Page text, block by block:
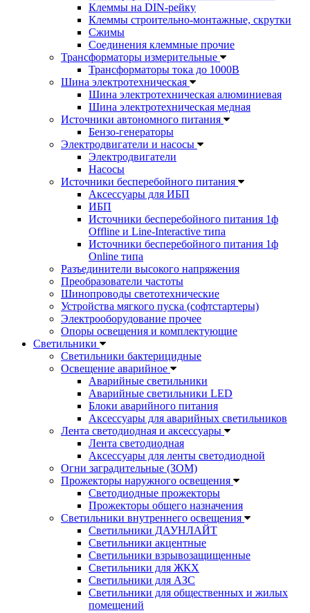
Клеммы на DIN-рейку
Клеммы строительно-монтажные, скрутки
Сжимы
Соединения клеммные прочие
Трансформаторы измерительные
Трансформаторы тока до 1000В
Шина электротехническая
Шина электротехническая алюминиевая
Шина электротехническая медная
Источники автономного питания
Бензо-генераторы
Электродвигатели и насосы
Электродвигатели
Насосы
Источники бесперебойного питания
Аксессуары для ИБП
ИБП
Источники бесперебойного питания 1ф
Offline и Line-Interactive типа
Источники бесперебойного питания 1ф
Online типа
Разъединители высокого напряжения
Преобразователи частоты
Шинопроводы светотехнические
Устройства мягкого пуска (софтстартеры)
Электрооборудование прочее
Опоры освещения и комплектующие
Светильники
Светильники бактерицидные
Освещение аварийное
Аварийные светильники
Аварийные светильники LED
Блоки аварийного питания
Аксессуары для аварийных светильников
Лента светодиодная и аксессуары
Лента светодиодная
Аксессуары для ленты светодиодной
Огни заградительные (ЗОМ)
Прожекторы наружного освещения
Светодиодные прожекторы
Прожекторы общего назначения
Светильники внутреннего освещения
Светильники ДАУНЛАЙТ
Светильники акцентные
Светильники взрывозащищенные
Светильники для ЖКХ
Светильники для АЗС
Светильники для общественных и жилых
помещений